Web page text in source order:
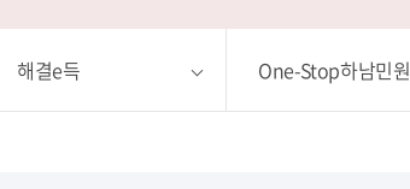
해결e득 One-Stop하남민원